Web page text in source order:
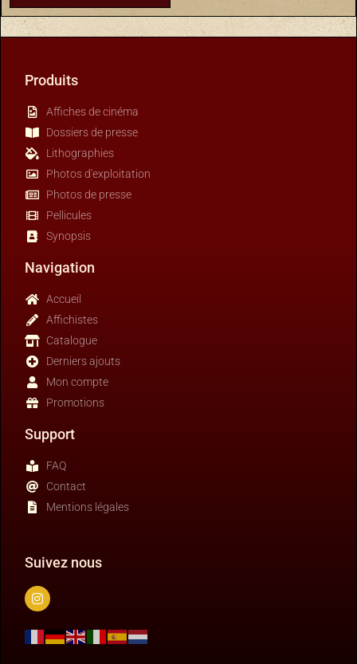
Produits
Affiches de cinéma
Dossiers de presse
Lithographies
Photos d'exploitation
Photos de presse
Pellicules
Synopsis
Navigation
Accueil
Affichistes
Catalogue
Derniers ajouts
Mon compte
Promotions
Support
FAQ
Contact
Mentions légales
Suivez nous